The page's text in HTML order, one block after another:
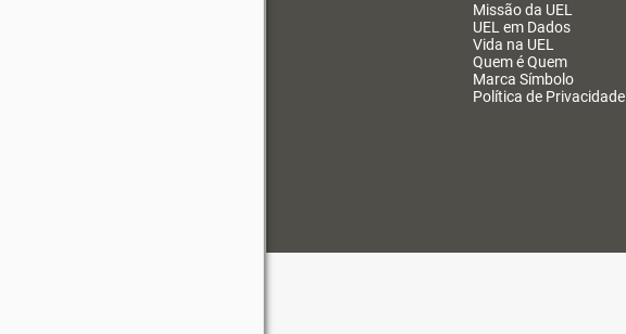
Missão da UEL
UEL em Dados
Vida na UEL
Quem é Quem
Marca Símbolo
Política de Privacidade